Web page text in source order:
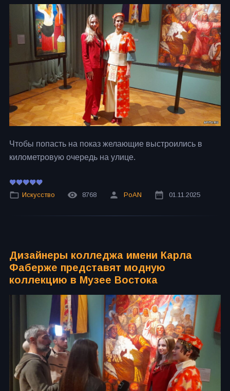
Чтобы попасть на показ желающие выстроились в
километровую очередь на улице.
Искусство 8768 PoAN 01.11.2025
Дизайнеры колледжа имени Карла
Фаберже представят модную
коллекцию в Музее Востока